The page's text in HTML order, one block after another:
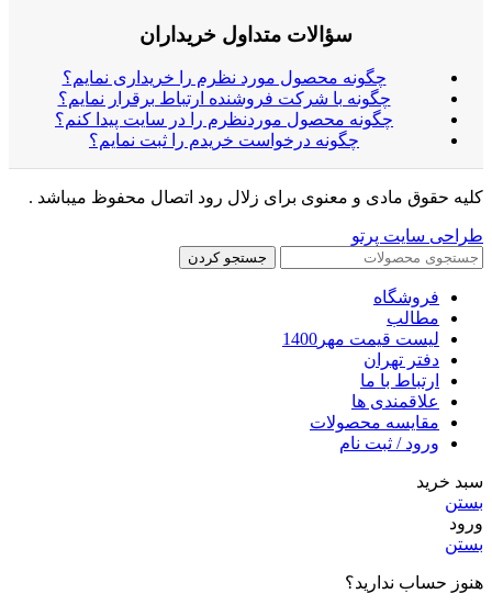
سؤالات متداول خریداران
چگونه محصول مورد نظرم را خریداری نمایم؟
چگونه با شرکت فروشنده ارتباط برقرار نمایم؟
چگونه محصول موردنظرم را در سایت پیدا کنم؟
چگونه درخواست خریدم را ثبت نمایم؟
کلیه حقوق مادی و معنوی برای زلال رود اتصال محفوظ میباشد .
طراحی سایت پرتو
جستجو کردن
فروشگاه
مطالب
لیست قیمت مهر1400
دفتر تهران
ارتباط با ما
علاقمندی ها
مقایسه محصولات
ورود / ثبت نام
سبد خرید
بستن
ورود
بستن
هنوز حساب ندارید؟